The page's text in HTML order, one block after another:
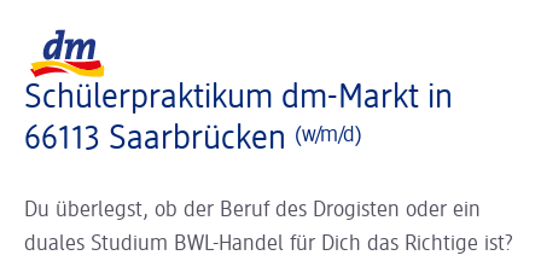
Schülerpraktikum dm-Markt in
66113 Saarbrücken (w/m/d)
Du überlegst, ob der Beruf des Drogisten oder ein
duales Studium BWL-Handel für Dich das Richtige ist?